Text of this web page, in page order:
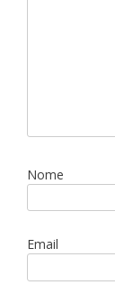
Nome
Email